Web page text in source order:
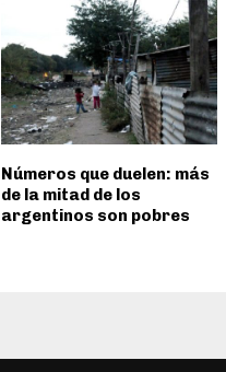
Números que duelen: más
de la mitad de los
argentinos son pobres